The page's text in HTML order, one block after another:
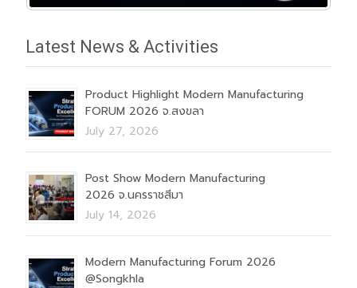
Latest News & Activities
Product Highlight Modern Manufacturing
FORUM 2026 จ.สงขลา
July 27, 2026
Post Show Modern Manufacturing
2026 จ.นครราชสีมา
July 14, 2026
Modern Manufacturing Forum 2026
@Songkhla